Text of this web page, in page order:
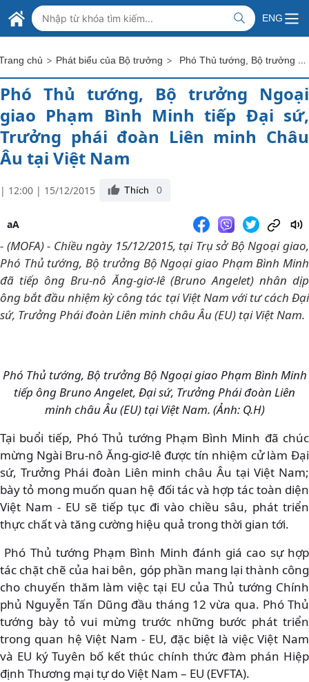
Skip to Main Content
BỘ NGOẠI GIAO VIỆT NAM
MINISTRY OF FOREIGN AFFAIRS
ENG
chủ > Phát biểu của Bộ trưởng > Phó Thủ tướng, Bộ trưởng Ngoại giao Phạm Bình Minh tiếp Đại sứ, Trưởng phái đoàn Liên minh Châu Âu tại Việt Nam
Phó Thủ tướng, Bộ trưởng Ngoại
giao Phạm Bình Minh tiếp Đại sứ,
Trưởng phái đoàn Liên minh Châu
Âu tại Việt Nam
| 12:00 | 15/12/2015 Thích 0
aA
- (MOFA) - Chiều ngày 15/12/2015, tại Trụ sở Bộ Ngoại giao,
Phó Thủ tướng, Bộ trưởng Bộ Ngoại giao Phạm Bình Minh
đã tiếp ông Bru-nô Ăng-giơ-lê (Bruno Angelet) nhân dịp
ông bắt đầu nhiệm kỳ công tác tại Việt Nam với tư cách Đại
sứ, Trưởng Phái đoàn Liên minh châu Âu (EU) tại Việt Nam.
Phó Thủ tướng, Bộ trưởng Bộ Ngoại giao Phạm Bình Minh
tiếp ông Bruno Angelet, Đại sứ, Trưởng Phái đoàn Liên
minh châu Âu (EU) tại Việt Nam. (Ảnh: Q.H)
Tại buổi tiếp, Phó Thủ tướng Phạm Bình Minh đã chúc
mừng Ngài Bru-nô Ăng-giơ-lê được tín nhiệm cử làm Đại
sứ, Trưởng Phái đoàn Liên minh châu Âu tại Việt Nam;
bày tỏ mong muốn quan hệ đối tác và hợp tác toàn diện
Việt Nam - EU sẽ tiếp tục đi vào chiều sâu, phát triển
thực chất và tăng cường hiệu quả trong thời gian tới.
Phó Thủ tướng Phạm Bình Minh đánh giá cao sự hợp
tác chặt chẽ của hai bên, góp phần mang lại thành công
cho chuyến thăm làm việc tại EU của Thủ tướng Chính
phủ Nguyễn Tấn Dũng đầu tháng 12 vừa qua. Phó Thủ
tướng bày tỏ vui mừng trước những bước phát triển
trong quan hệ Việt Nam - EU, đặc biệt là việc Việt Nam
và EU ký Tuyên bố kết thúc chính thức đàm phán Hiệp
định Thương mại tự do Việt Nam – EU (EVFTA).